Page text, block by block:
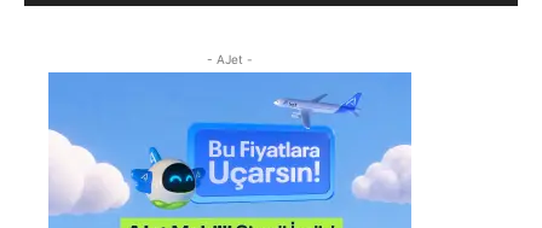
- AJet -